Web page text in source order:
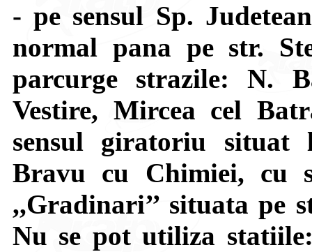
- pe sensul Sp.
normal pana pe str.
parcurge strazile: N.
Vestire, Mircea cel
sensul giratoriu situat
Bravu cu Chimiei, cu
,,Gradinari’’ situata pe
Nu se pot utiliza